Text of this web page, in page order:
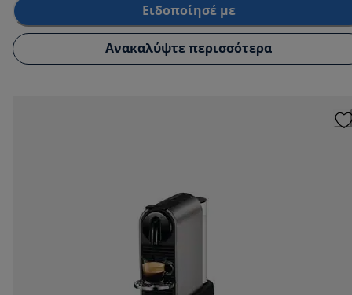
Ειδοποίησέ με
Ανακαλύψτε περισσότερα